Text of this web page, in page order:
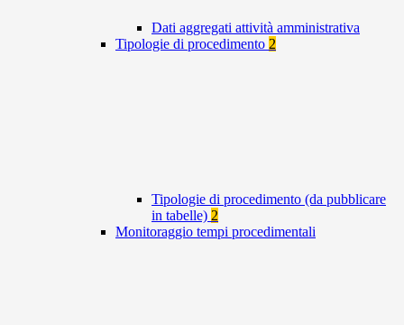
Dati aggregati attività amministrativa
Tipologie di procedimento 2
Tipologie di procedimento (da pubblicare
in tabelle) 2
Monitoraggio tempi procedimentali